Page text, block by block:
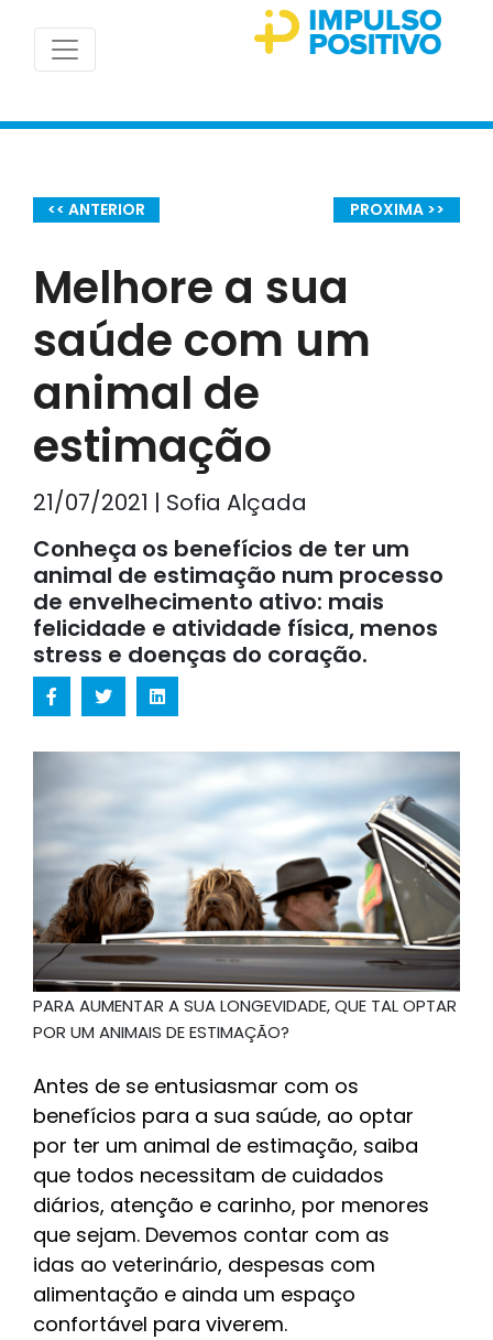
<< ANTERIOR PROXIMA >>
Melhore a sua
saúde com um
animal de
estimação
21/07/2021 | Sofia Alçada
Conheça os benefícios de ter um
animal de estimação num processo
de envelhecimento ativo: mais
felicidade e atividade física, menos
stress e doenças do coração.
PARA AUMENTAR A SUA LONGEVIDADE, QUE TAL OPTAR
POR UM ANIMAIS DE ESTIMAÇÃO?
Antes de se entusiasmar com os
benefícios para a sua saúde, ao optar
por ter um animal de estimação, saiba
que todos necessitam de cuidados
diários, atenção e carinho, por menores
que sejam. Devemos contar com as
idas ao veterinário, despesas com
alimentação e ainda um espaço
confortável para viverem.